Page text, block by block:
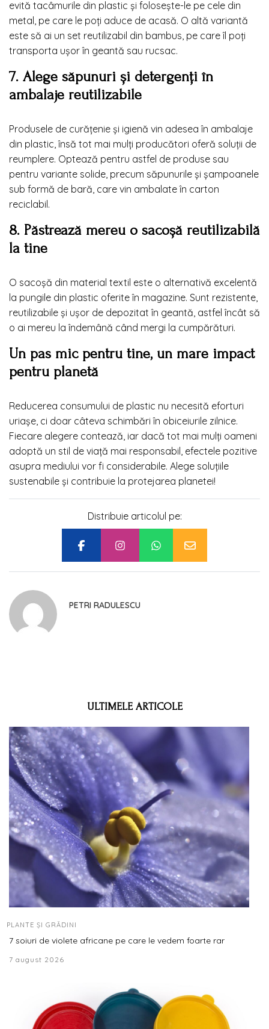
evită tacâmurile din plastic și folosește-le pe cele din
metal, pe care le poți aduce de acasă. O altă variantă
este să ai un set reutilizabil din bambus, pe care îl poți
transporta ușor în geantă sau rucsac.
7. Alege săpunuri și detergenți în
ambalaje reutilizabile
Produsele de curățenie și igienă vin adesea în ambalaje
din plastic, însă tot mai mulți producători oferă soluții de
reumplere. Optează pentru astfel de produse sau
pentru variante solide, precum săpunurile și șampoanele
sub formă de bară, care vin ambalate în carton
reciclabil.
8. Păstrează mereu o sacoșă reutilizabilă
la tine
O sacoșă din material textil este o alternativă excelentă
la pungile din plastic oferite în magazine. Sunt rezistente,
reutilizabile și ușor de depozitat în geantă, astfel încât să
o ai mereu la îndemână când mergi la cumpărături.
Un pas mic pentru tine, un mare impact
pentru planetă
Reducerea consumului de plastic nu necesită eforturi
uriașe, ci doar câteva schimbări în obiceiurile zilnice.
Fiecare alegere contează, iar dacă tot mai mulți oameni
adoptă un stil de viață mai responsabil, efectele pozitive
asupra mediului vor fi considerabile. Alege soluțiile
sustenabile și contribuie la protejarea planetei!
Distribuie articolul pe:
PETRI RADULESCU
ULTIMELE ARTICOLE
PLANTE ȘI GRĂDINI
7 soiuri de violete africane pe care le vedem foarte rar
7 august 2026